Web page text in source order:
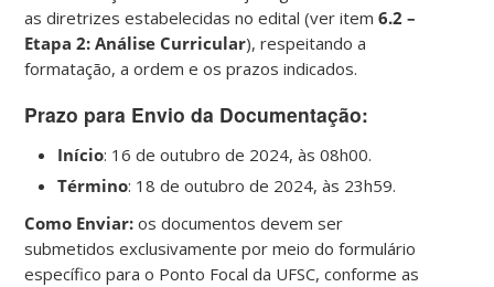
as diretrizes estabelecidas no edital (ver item6.2 –
Etapa 2: Análise Curricular), respeitando a
formatação, a ordem e os prazos indicados.
Prazo para Envio da Documentação:
Início: 16 de outubro de 2024, às 08h00.
Término: 18 de outubro de 2024, às 23h59.
Como Enviar:os documentos devem ser
submetidos exclusivamente por meio do formulário
específico para o Ponto Focal da UFSC, conforme as